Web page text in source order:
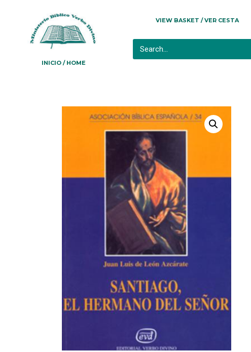
INICIO / HOME
VIEW BASKET / VER CESTA